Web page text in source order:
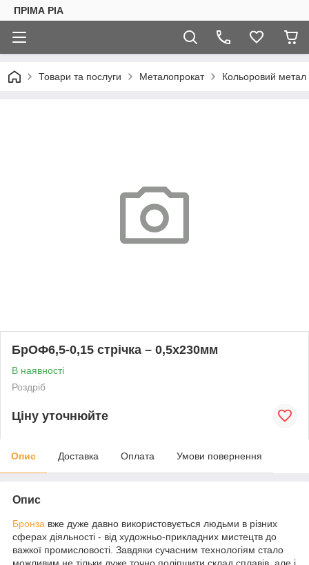
ПРІМА РІА
Товари та послуги Металопрокат Кольоровий метал
БрОФ6,5-0,15 стрічка – 0,5х230мм
В наявності
Роздріб
Ціну уточнюйте
Опис Доставка Оплата Умови повернення
Опис
Бронза вже дуже давно використовується людьми в різних
сферах діяльності - від художньо-прикладних мистецтв до
важкої промисловості. Завдяки сучасним технологіям стало